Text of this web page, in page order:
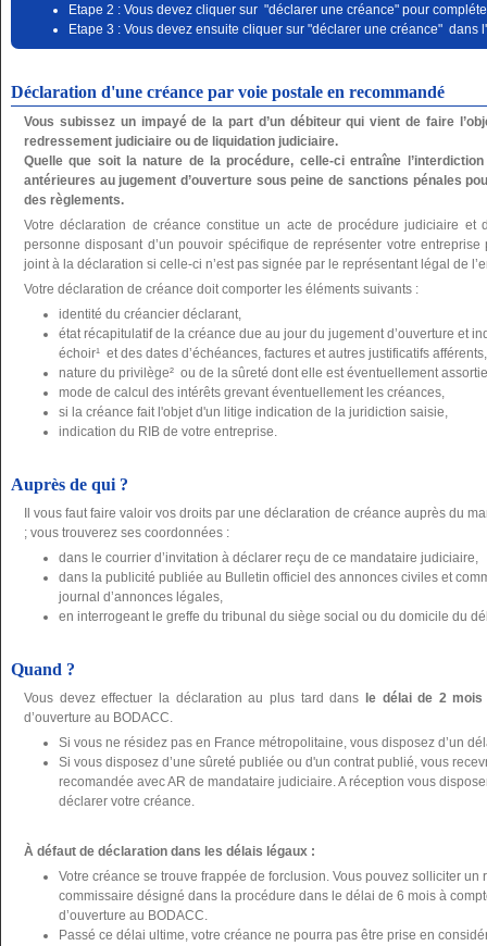
Etape 2 : Vous devez cliquer sur "déclarer une créance" pour
Etape 3 : Vous devez ensuite cliquer sur "déclarer une créance" dans
Déclaration d'une créance par voie postale en recommandé
Vous subissez un impayé de la part d’un débiteur qui vient de faire
redressement judiciaire ou de liquidation judiciaire.
Quelle que soit la nature de la procédure, celle-ci entraîne
antérieures au jugement d’ouverture sous peine de sanctions pénales
des règlements.
Votre déclaration de créance constitue un acte de procédure judiciaire et
personne disposant d’un pouvoir spécifique de représenter votre
joint à la déclaration si celle-ci n’est pas signée par le représentant légal de
Votre déclaration de créance doit comporter les éléments suivants :
identité du créancier déclarant,
état récapitulatif de la créance due au jour du jugement d’ouverture et
échoir¹ et des dates d’échéances, factures et autres justificatifs afférents,
nature du privilège² ou de la sûreté dont elle est éventuellement
mode de calcul des intérêts grevant éventuellement les créances,
si la créance fait l'objet d'un litige indication de la juridiction saisie,
indication du RIB de votre entreprise.
Auprès de qui ?
Il vous faut faire valoir vos droits par une déclaration de créance auprès du
; vous trouverez ses coordonnées :
dans le courrier d’invitation à déclarer reçu de ce mandataire judiciaire,
dans la publicité publiée au Bulletin officiel des annonces civiles et
journal d’annonces légales,
en interrogeant le greffe du tribunal du siège social ou du domicile du
Quand ?
Vous devez effectuer la déclaration au plus tard dans le délai de 2 mois
d’ouverture au BODACC.
Si vous ne résidez pas en France métropolitaine, vous disposez d’un
Si vous disposez d’une sûreté publiée ou d'un contrat publié, vous
recomandée avec AR de mandataire judiciaire. A réception vous
déclarer votre créance.
À défaut de déclaration dans les délais légaux :
Votre créance se trouve frappée de forclusion. Vous pouvez solliciter
commissaire désigné dans la procédure dans le délai de 6 mois à
d’ouverture au BODACC.
Passé ce délai ultime, votre créance ne pourra pas être prise en